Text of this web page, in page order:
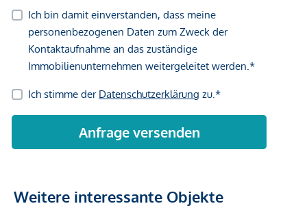
Weitere interessante Objekte